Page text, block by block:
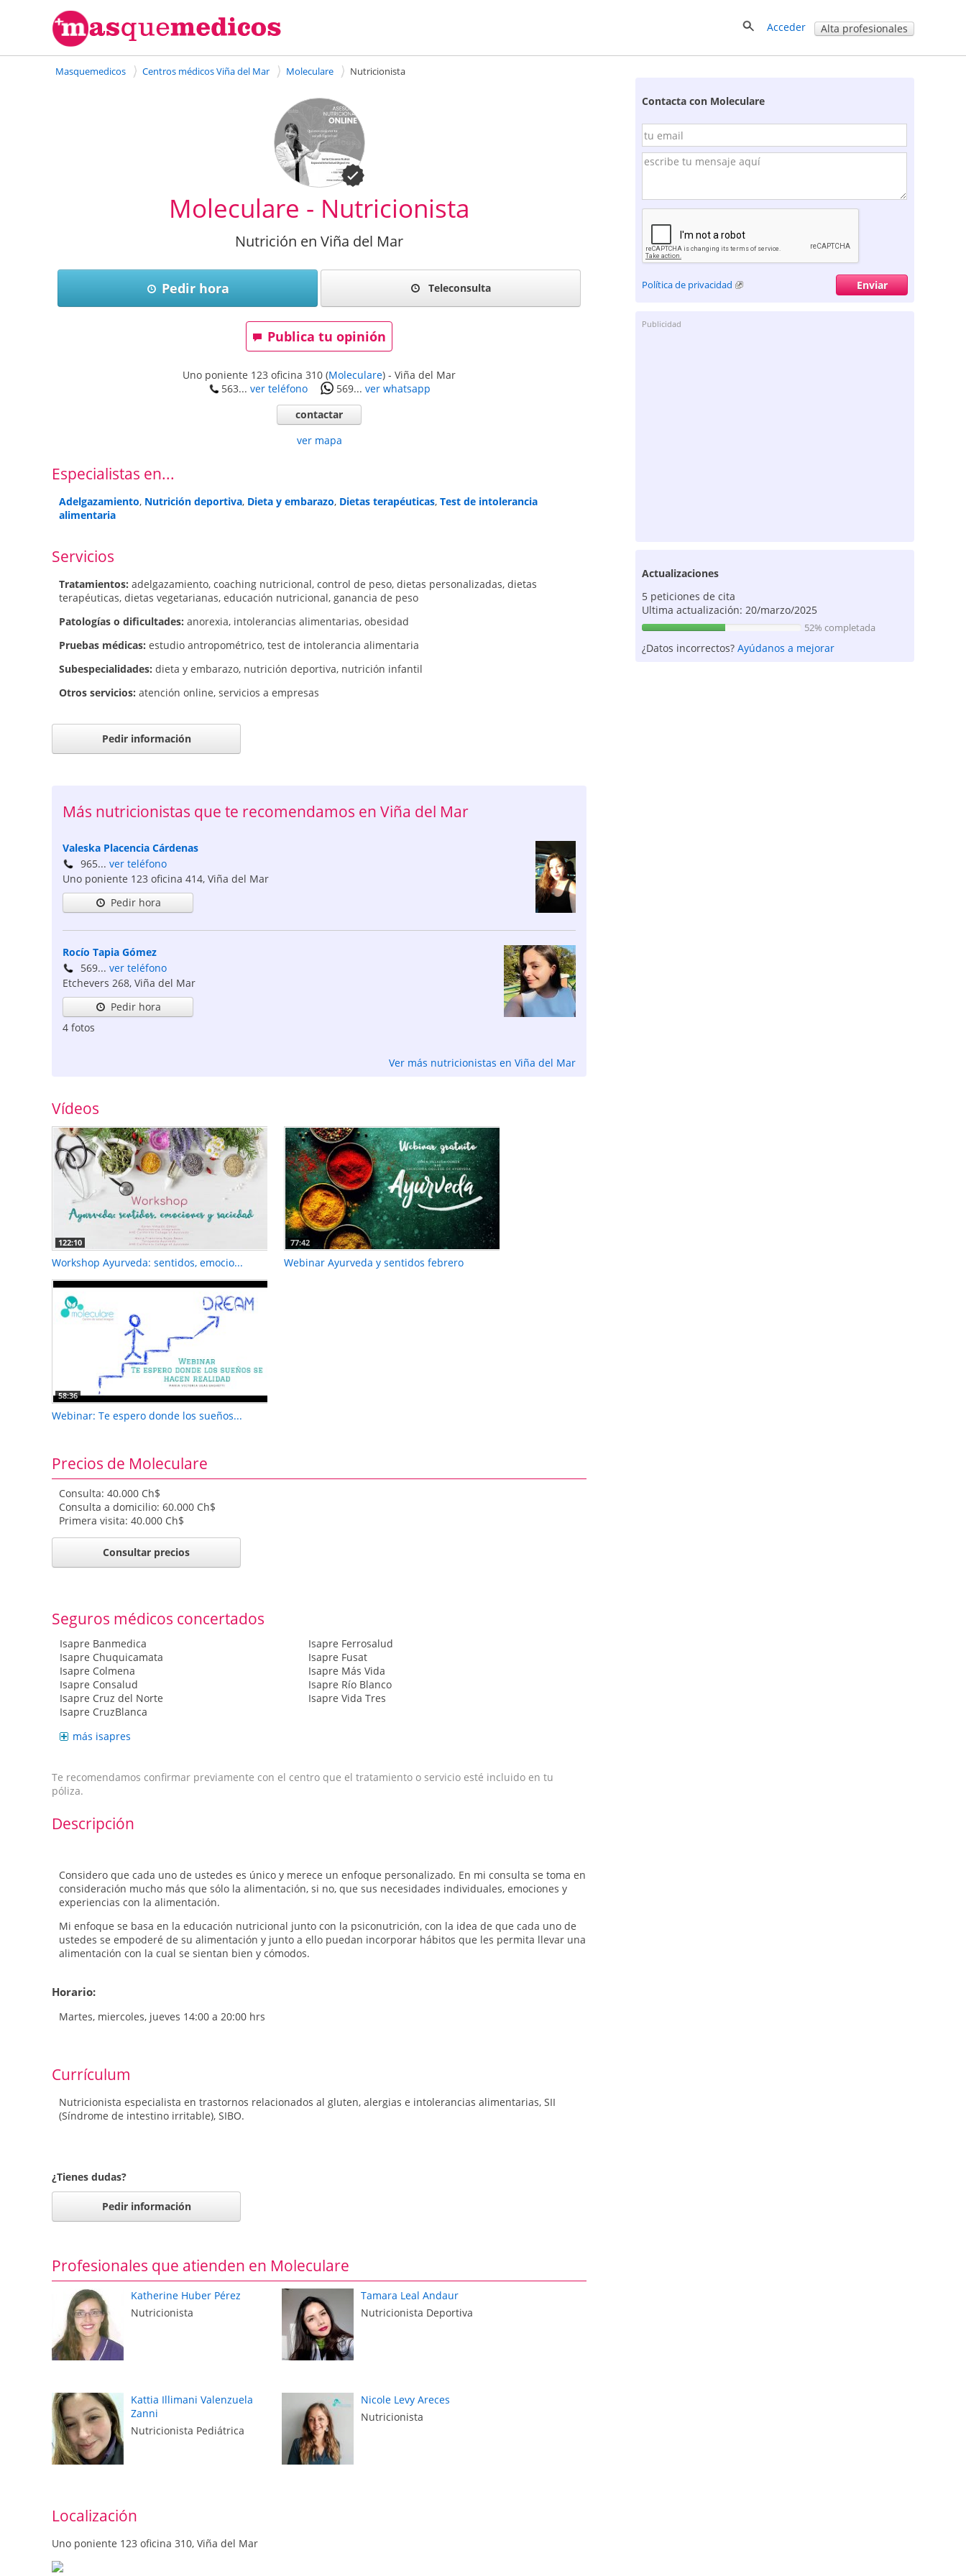
Acceder Alta profesionales
Masquemedicos Centros médicos Viña del Mar Moleculare Nutricionista
Moleculare - Nutricionista
Nutrición en Viña del Mar
Pedir hora Teleconsulta
Publica tu opinión
Uno poniente 123 oficina 310 (Moleculare) - Viña del Mar
563... ver teléfono 569... ver whatsapp
contactar
ver mapa
Especialistas en...
Adelgazamiento, Nutrición deportiva, Dieta y embarazo, Dietas terapéuticas, Test de intolerancia
alimentaria
Servicios
Tratamientos: adelgazamiento, coaching nutricional, control de peso, dietas personalizadas, dietas
terapéuticas, dietas vegetarianas, educación nutricional, ganancia de peso
Patologí­as o dificultades: anorexia, intolerancias alimentarias, obesidad
Pruebas médicas: estudio antropométrico, test de intolerancia alimentaria
Subespecialidades: dieta y embarazo, nutrición deportiva, nutrición infantil
Otros servicios: atención online, servicios a empresas
Pedir información
Más nutricionistas que te recomendamos en Viña del Mar
Valeska Placencia Cárdenas
965... ver teléfono
Uno poniente 123 oficina 414, Viña del Mar
Pedir hora
Rocío Tapia Gómez
569... ver teléfono
Etchevers 268, Viña del Mar
Pedir hora
4 fotos
Ver más nutricionistas en Viña del Mar
Vídeos
122:10
Workshop Ayurveda: sentidos, emocio...
77:42
Webinar Ayurveda y sentidos febrero
58:36
Webinar: Te espero donde los sueños...
Precios de Moleculare
Consulta: 40.000 Ch$
Consulta a domicilio: 60.000 Ch$
Primera visita: 40.000 Ch$
Consultar precios
Seguros médicos concertados
Isapre Banmedica
Isapre Chuquicamata
Isapre Colmena
Isapre Consalud
Isapre Cruz del Norte
Isapre CruzBlanca
Isapre Ferrosalud
Isapre Fusat
Isapre Más Vida
Isapre Río Blanco
Isapre Vida Tres
más isapres
Te recomendamos confirmar previamente con el centro que el tratamiento o servicio esté incluido en tu
póliza.
Descripción
Considero que cada uno de ustedes es único y merece un enfoque personalizado. En mi consulta se toma en
consideración mucho más que sólo la alimentación, si no, que sus necesidades individuales, emociones y
experiencias con la alimentación.
Mi enfoque se basa en la educación nutricional junto con la psiconutrición, con la idea de que cada uno de
ustedes se empoderé de su alimentación y junto a ello puedan incorporar hábitos que les permita llevar una
alimentación con la cual se sientan bien y cómodos.
Horario:
Martes, miercoles, jueves 14:00 a 20:00 hrs
Currículum
Nutricionista especialista en trastornos relacionados al gluten, alergias e intolerancias alimentarias, SII
(Síndrome de intestino irritable), SIBO.
¿Tienes dudas?
Pedir información
Profesionales que atienden en Moleculare
Katherine Huber Pérez
Nutricionista
Tamara Leal Andaur
Nutricionista Deportiva
Kattia Illimani Valenzuela
Zanni
Nutricionista Pediátrica
Nicole Levy Areces
Nutricionista
Localización
Uno poniente 123 oficina 310, Viña del Mar
Contacta con Moleculare
Política de privacidad
Publicidad
Actualizaciones
5 peticiones de cita
Ultima actualización: 20/marzo/2025
52% completada
¿Datos incorrectos?Ayúdanos a mejorar